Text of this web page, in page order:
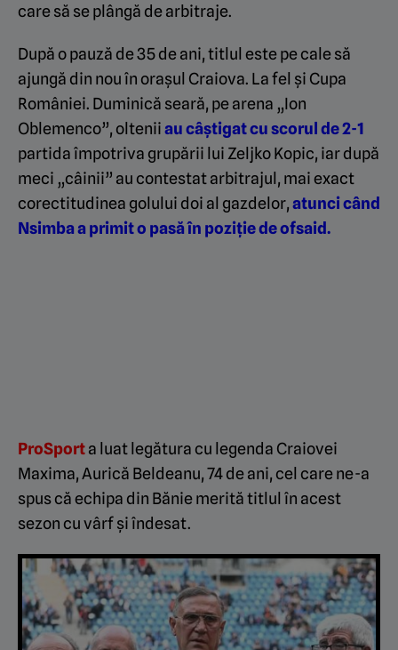
care să se plângă de arbitraje.
După o pauză de 35 de ani, titlul este pe cale să
ajungă din nou în orașul Craiova. La fel și Cupa
României. Duminică seară, pe arena „Ion
Oblemenco”, olteniiau câștigat cu scorul de 2-1
partida împotriva grupării lui Zeljko Kopic, iar după
meci „câinii” au contestat arbitrajul, mai exact
corectitudinea golului doi al gazdelor,atunci când
Nsimba a primit o pasă în poziție de ofsaid.
ProSporta luat legătura cu legenda Craiovei
Maxima, Aurică Beldeanu, 74 de ani, cel care ne-a
spus că echipa din Bănie merită titlul în acest
sezon cu vârf și îndesat.